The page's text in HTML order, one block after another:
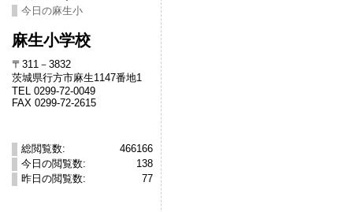
今日の麻生小
麻生小学校
〒311－3832
茨城県行方市麻生1147番地1
TEL 0299-72-0049
FAX 0299-72-2615
466166
総閲覧数:
138
今日の閲覧数:
77
昨日の閲覧数: